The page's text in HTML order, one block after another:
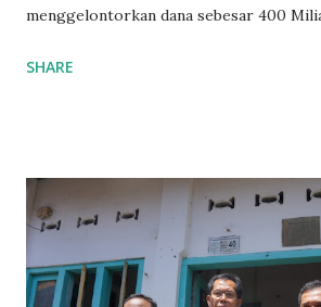
menggelontorkan dana sebesar 400
UMKM di Jatim. Namun
yang sebenarnya ada dana pinjaman
Ketika saya menjalankan Reses di
Tulungagung , banyak masyarakat sana
dana pinjaman lunak di Bank UMKM
SHARE